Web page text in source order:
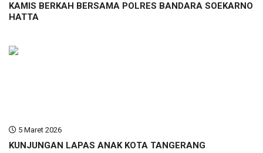
KAMIS BERKAH BERSAMA POLRES BANDARA SOEKARNO
HATTA
5 Maret 2026
KUNJUNGAN LAPAS ANAK KOTA TANGERANG